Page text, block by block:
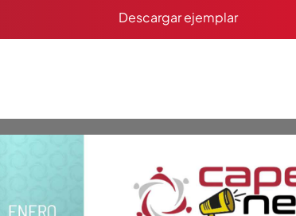
Descargar ejemplar